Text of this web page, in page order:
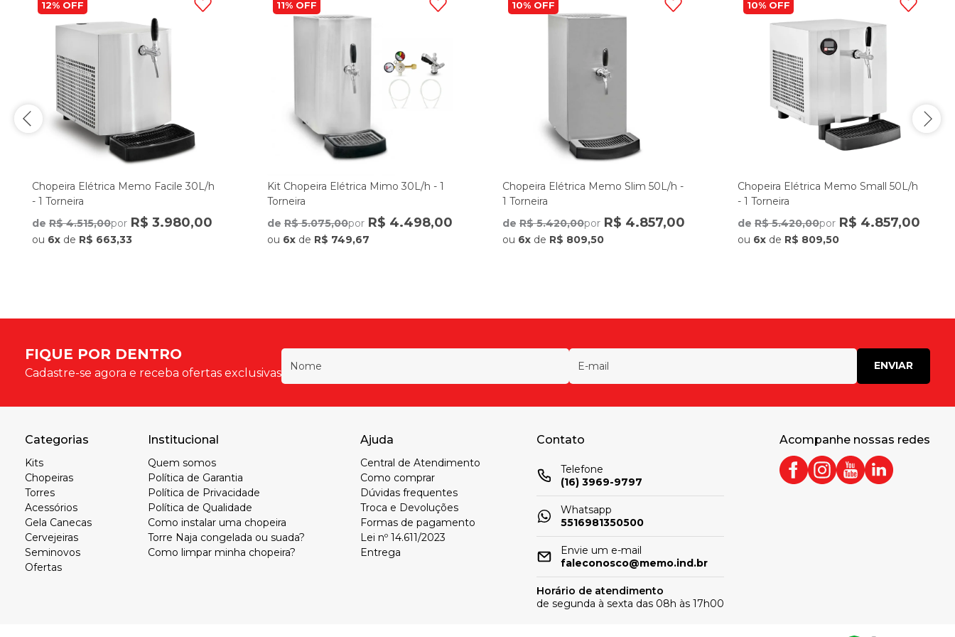
12%
Chopeira Elétrica Memo Facile 30L/h
- 1 Torneira
de R$ 4.515,00por R$ 3.980,00
ou 6x de R$ 663,33
11%
Kit Chopeira Elétrica Mimo 30L/h - 1
Torneira
de R$ 5.075,00por R$ 4.498,00
ou 6x de R$ 749,67
10%
Chopeira Elétrica Memo Slim 50L/h -
1 Torneira
de R$ 5.420,00por R$ 4.857,00
ou 6x de R$ 809,50
10%
Chopeira Elétrica Memo Small 50L/h
- 1 Torneira
de R$ 5.420,00por R$ 4.857,00
ou 6x de R$ 809,50
FIQUE POR DENTRO
Cadastre-se agora e receba ofertas exclusivas
ENVIAR
Categorias
Kits
Chopeiras
Torres
Acessórios
Gela Canecas
Cervejeiras
Seminovos
Ofertas
Institucional
Quem somos
Política de Garantia
Política de Privacidade
Política de Qualidade
Como instalar uma chopeira
Torre Naja congelada ou suada?
Como limpar minha chopeira?
Ajuda
Central de Atendimento
Como comprar
Dúvidas frequentes
Troca e Devoluções
Formas de pagamento
Lei nº 14.611/2023
Entrega
Contato
Telefone
(16) 3969-9797
Whatsapp
5516981350500
Envie um e-mail
faleconosco@memo.ind.br
Horário de atendimento
de segunda à sexta das 08h às 17h00
Acompanhe nossas redes